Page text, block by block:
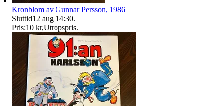
Kronblom av Gunnar Persson, 1986
Sluttid12 aug 14:30.
Pris:10 kr,Utropspris.